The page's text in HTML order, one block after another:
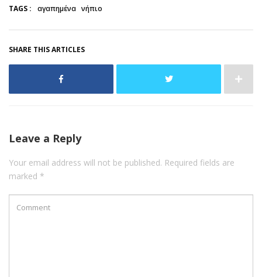
TAGS : αγαπημένα νήπιο
SHARE THIS ARTICLES
Leave a Reply
Your email address will not be published. Required fields are
marked *